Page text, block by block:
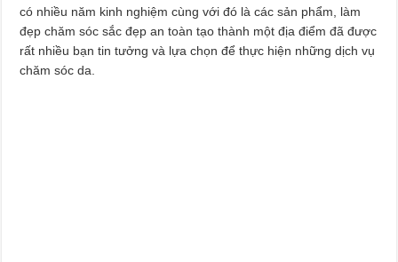
có nhiều năm kinh nghiệm cùng với đó là các sản phẩm, làm
đẹp chăm sóc sắc đẹp an toàn tạo thành một địa điểm đã được
rất nhiều bạn tin tưởng và lựa chọn để thực hiện những dịch vụ
chăm sóc da.